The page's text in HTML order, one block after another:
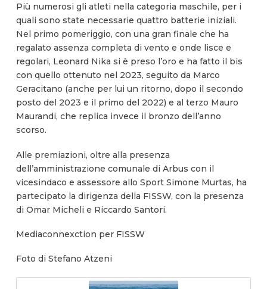
Più numerosi gli atleti nella categoria maschile, per i
quali sono state necessarie quattro batterie iniziali.
Nel primo pomeriggio, con una gran finale che ha
regalato assenza completa di vento e onde lisce e
regolari, Leonard Nika si è preso l’oro e ha fatto il bis
con quello ottenuto nel 2023, seguito da Marco
Geracitano (anche per lui un ritorno, dopo il secondo
posto del 2023 e il primo del 2022) e al terzo Mauro
Maurandi, che replica invece il bronzo dell’anno
scorso.
Alle premiazioni, oltre alla presenza
dell’amministrazione comunale di Arbus con il
vicesindaco e assessore allo Sport Simone Murtas, ha
partecipato la dirigenza della FISSW, con la presenza
di Omar Micheli e Riccardo Santori.
Mediaconnexction per FISSW
Foto di Stefano Atzeni